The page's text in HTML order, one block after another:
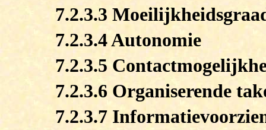
7.2.3.3
7.2.3.4 Autonomie
7.2.3.5
7.2.3.6 Organiserende
7.2.3.7